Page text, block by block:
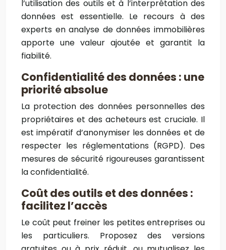
l’utilisation des outils et à l’interprétation des
données est essentielle. Le recours à des
experts en analyse de données immobilières
apporte une valeur ajoutée et garantit la
fiabilité.
Confidentialité des données : une
priorité absolue
La protection des données personnelles des
propriétaires et des acheteurs est cruciale. Il
est impératif d’anonymiser les données et de
respecter les réglementations (RGPD). Des
mesures de sécurité rigoureuses garantissent
la confidentialité.
Coût des outils et des données :
facilitez l’accès
Le coût peut freiner les petites entreprises ou
les particuliers. Proposez des versions